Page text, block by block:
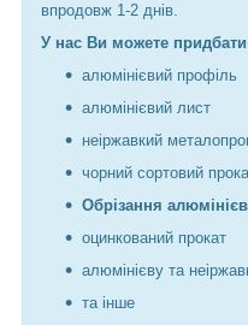
впродовж 1-2 днів.
У нас Ви можете
алюмінієвий профіль
алюмінієвий лист
неіржавкий
чорний сортовий
Обрізання
оцинкований прокат
алюмінієву та
та інше